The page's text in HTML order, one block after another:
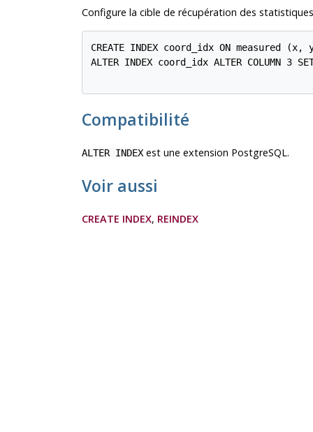
Configure la cible de récupération des
CREATE INDEX coord_idx ON measured
ALTER INDEX coord_idx ALTER COLUMN 3
Compatibilité
ALTER INDEXest une extension PostgreSQL.
Voir aussi
CREATE INDEX, REINDEX